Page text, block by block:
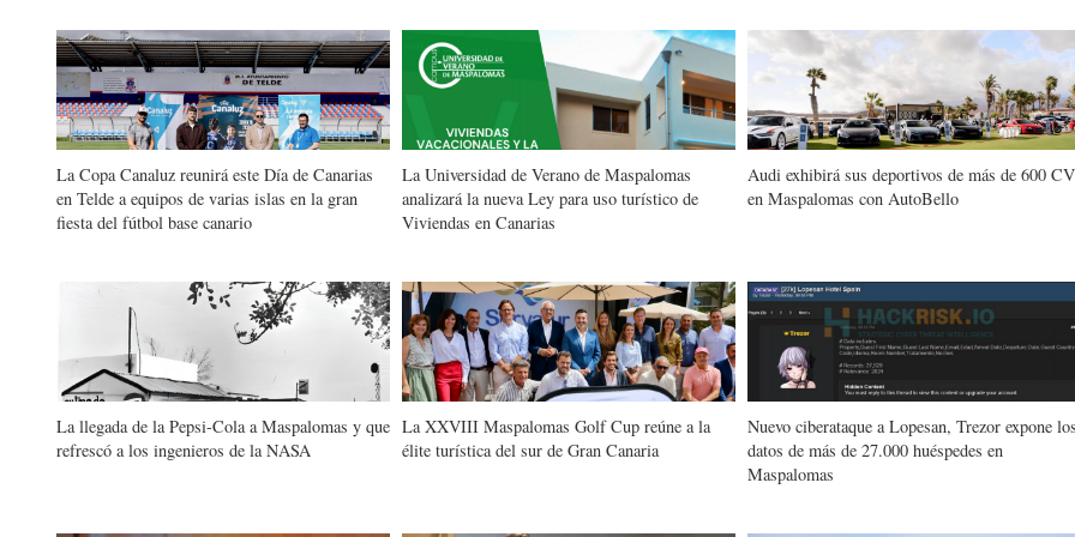
La Copa Canaluz reunirá este Día de Canarias
en Telde a equipos de varias islas en la gran
fiesta del fútbol base canario
La Universidad de Verano de Maspalomas
analizará la nueva Ley para uso turístico de
Viviendas en Canarias
Audi exhibirá sus deportivos de más de 600 CV
en Maspalomas con AutoBello
La llegada de la Pepsi-Cola a Maspalomas y que
refrescó a los ingenieros de la NASA
La XXVIII Maspalomas Golf Cup reúne a la
élite turística del sur de Gran Canaria
Nuevo ciberataque a Lopesan, Trezor expone
datos de más de 27.000 huéspedes en
Maspalomas